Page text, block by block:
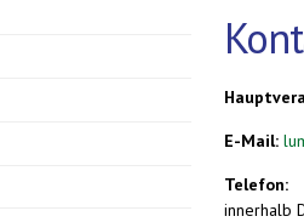
E-Mail:
Telefon:
innerhalb